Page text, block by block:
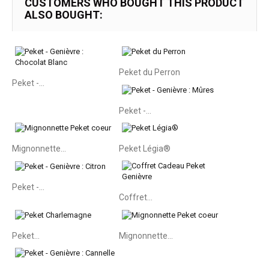
ALSO BOUGHT:
Peket -...
Peket du Perron
Peket -...
Mignonnette... Peket Légia®
Peket -...
Coffret...
Peket... Mignonnette...